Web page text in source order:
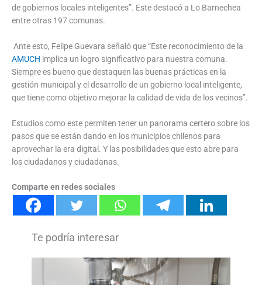
de gobiernos locales inteligentes”. Este destacó a Lo Barnechea
entre otras 197 comunas.
Ante esto, Felipe Guevara señaló que “Este reconocimiento de la
AMUCH implica un logro significativo para nuestra comuna.
Siempre es bueno que destaquen las buenas prácticas en la
gestión municipal y el desarrollo de un gobierno local inteligente,
que tiene como objetivo mejorar la calidad de vida de los vecinos”.
Estudios como este permiten tener un panorama certero sobre los
pasos que se están dando en los municipios chilenos para
aprovechar la era digital. Y las posibilidades que esto abre para
los ciudadanos y ciudadanas.
Comparte en redes sociales